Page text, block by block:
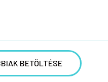
BETÖLTÉSE